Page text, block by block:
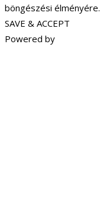
böngészési élményére.
SAVE & ACCEPT
Powered by